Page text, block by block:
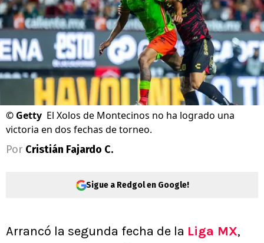
© Getty El Xolos de Montecinos no ha logrado una
victoria en dos fechas de torneo.
Por Cristián Fajardo C.
Sigue a Redgol en Google!
Arrancó la segunda fecha de la Liga MX,